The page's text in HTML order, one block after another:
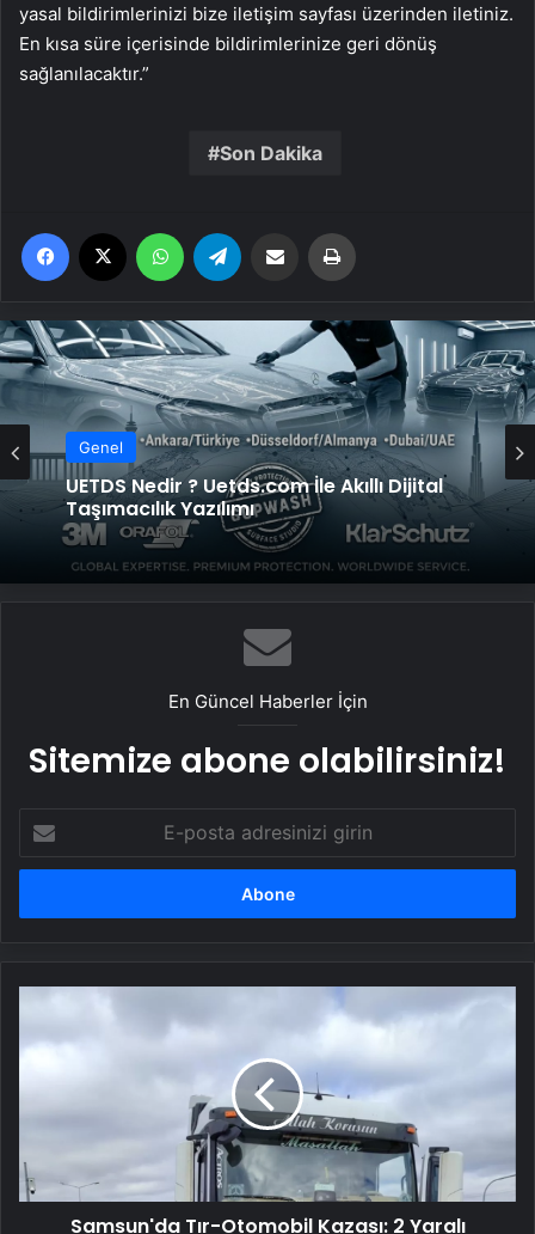
yasal bildirimlerinizi bize iletişim sayfası üzerinden iletiniz.
En kısa süre içerisinde bildirimlerinize geri dönüş
sağlanılacaktır.”
Son Dakika
Facebook WhatsApp Email'den paylaş
Genel
UETDS Nedir ? Uetds.com İle Akıllı Dijital
Taşımacılık Yazılımı
En Güncel Haberler İçin
Sitemize abone olabilirsiniz!
posta
adresinizi
Otomobil
Samsun'da Tır-Otomobil Kazası: 2 Yaralı